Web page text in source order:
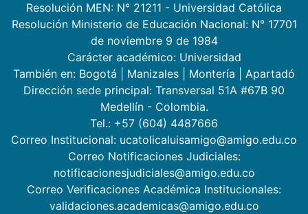
Resolución MEN: N° 21211 - Universidad Católica
Resolución Ministerio de Educación Nacional: N° 17701
de noviembre 9 de 1984
Carácter académico: Universidad
También en: Bogotá Manizales Montería
Apartadó
Dirección sede principal: Transversal 51A #67B 90
Medellín - Colombia.
Tel.: +57 (604) 4487666
Correo Institucional: ucatolicaluisamigo@amigo.edu.co
Correo Notificaciones Judiciales:
notificacionesjudiciales@amigo.edu.co
Correo Verificaciones Académica Institucionales:
validaciones.academicas@amigo.edu.co